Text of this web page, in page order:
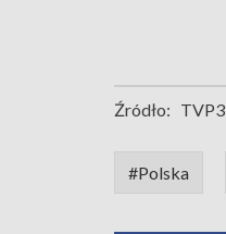
Źródło: TVP3
#Polska